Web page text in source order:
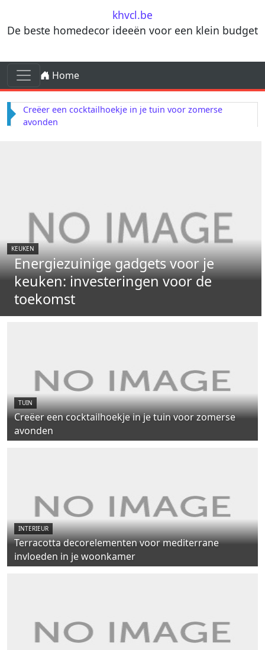
khvcl.be
De beste homedecor ideeën voor een klein budget
Skip to content
Main Navigation
Home
Creëer een cocktailhoekje in je tuin voor zomerse
avonden
KEUKEN
Energiezuinige gadgets voor je
keuken: investeringen voor de
toekomst
TUIN
Creëer een cocktailhoekje in je tuin voor zomerse
avonden
INTERIEUR
Terracotta decorelementen voor mediterrane
invloeden in je woonkamer